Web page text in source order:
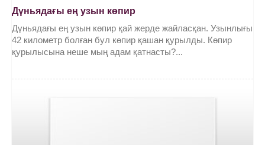
Дүньядағы ең узын көпир
Дүньядағы ең узын көпир қай жерде жайласқан. Узынлығы
42 километр болған бул көпир қашан қурылды. Көпир
қурылысына неше мың адам қатнасты?...